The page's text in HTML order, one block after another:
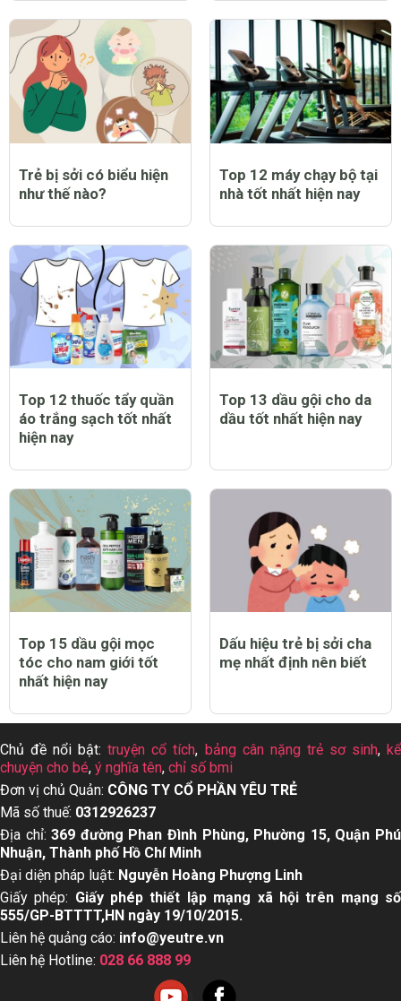
Top 9 bạt trùm xe máy
chống nắng mưa tốt
nhất hiện nay
Top 12 nước hoa nam
thơm lâu tốt nhất hiện
nay
Trẻ bị sởi có biểu hiện
như thế nào?
Top 12 máy chạy bộ tại
nhà tốt nhất hiện nay
Top 12 thuốc tẩy quần
áo trắng sạch tốt nhất
hiện nay
Top 13 dầu gội cho da
Top 15 dầu gội mọc
tóc cho nam giới tốt
nhất hiện nay
Dấu hiệu trẻ bị sởi cha
mẹ nhất định nên biết
Chủ đề nổi bật:truyện cổ tích,bảng cân nặng trẻ sơ sinh,kể
chuyện cho bé, ý nghĩa tên, chỉ số bmi
Đơn vị chủ Quản:CÔNG TY CỔ PHẦN YÊU TRẺ
Mã số thuế: 0312926237
Địa chỉ:369 đường Phan Đình Phùng, Phường 15, Quận Phú
Nhuận, Thành phố Hồ Chí Minh
Đại diện pháp luật:Nguyễn Hoàng Phượng Linh
Giấy phép thiết lập mạng xã hội trên mạng số